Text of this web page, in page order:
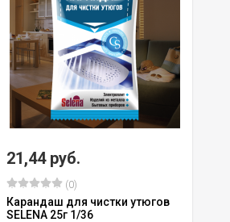
21,44 руб.
(0)
Карандаш для чистки утюгов
SELENА 25г 1/36